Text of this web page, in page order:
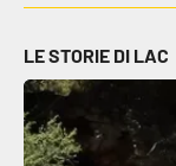
LE STORIE DI LAC